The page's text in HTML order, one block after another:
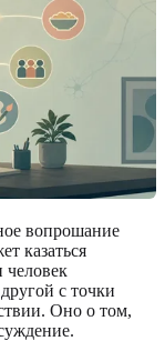
вопрошание
казаться
человек
с точки
Оно о том,